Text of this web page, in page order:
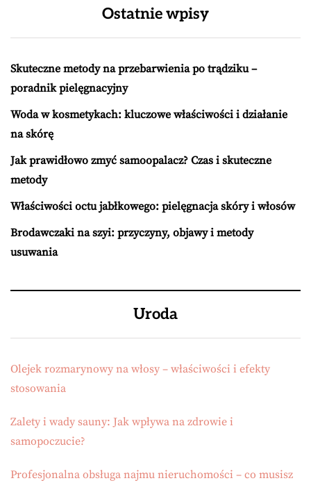
Ostatnie wpisy
Skuteczne metody na przebarwienia po trądziku –
poradnik pielęgnacyjny
Woda w kosmetykach: kluczowe właściwości i działanie
na skórę
Jak prawidłowo zmyć samoopalacz? Czas i skuteczne
metody
Właściwości octu jabłkowego: pielęgnacja skóry i włosów
Brodawczaki na szyi: przyczyny, objawy i metody
usuwania
Uroda
Olejek rozmarynowy na włosy – właściwości i efekty
stosowania
Zalety i wady sauny: Jak wpływa na zdrowie i
samopoczucie?
Profesjonalna obsługa najmu nieruchomości – co musisz